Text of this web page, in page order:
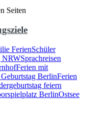
Seiten
FerienSchüler
NRWSprachreisen
Ferien mit
BerlinFerien
feiern
BerlinOstsee